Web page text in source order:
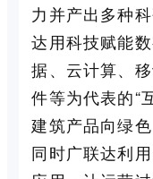
力并产出多种
达用科技赋能
据、云计算、
件等为代表的“
建筑产品向绿
同时广联达利